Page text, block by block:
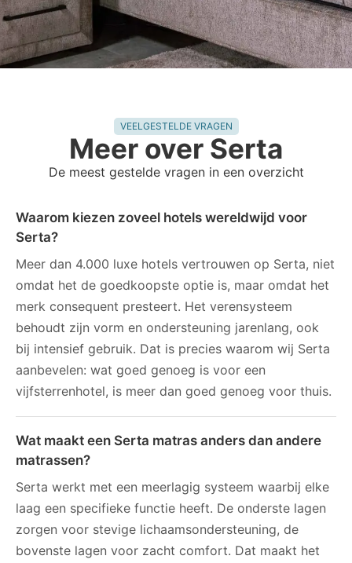
VEELGESTELDE VRAGEN
Meer over Serta
De meest gestelde vragen in een overzicht
Waarom kiezen zoveel hotels wereldwijd voor
Serta?
Meer dan 4.000 luxe hotels vertrouwen op Serta, niet
omdat het de goedkoopste optie is, maar omdat het
merk consequent presteert. Het verensysteem
behoudt zijn vorm en ondersteuning jarenlang, ook
bij intensief gebruik. Dat is precies waarom wij Serta
aanbevelen: wat goed genoeg is voor een
vijfsterrenhotel, is meer dan goed genoeg voor thuis.
Wat maakt een Serta matras anders dan andere
matrassen?
Serta werkt met een meerlagig systeem waarbij elke
laag een specifieke functie heeft. De onderste lagen
zorgen voor stevige lichaamsondersteuning, de
bovenste lagen voor zacht comfort. Dat maakt het